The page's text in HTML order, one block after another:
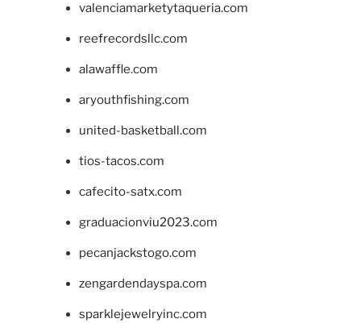
valenciamarketytaqueria.com
reefrecordsllc.com
alawaffle.com
aryouthfishing.com
united-basketball.com
tios-tacos.com
cafecito-satx.com
graduacionviu2023.com
pecanjackstogo.com
zengardendayspa.com
sparklejewelryinc.com